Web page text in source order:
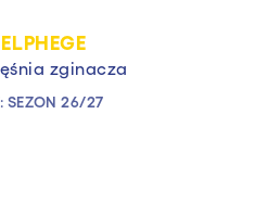
zginacza
SEZON 26/27